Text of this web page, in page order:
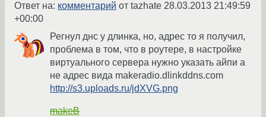
Ответ на: комментарий от tazhate 28.03.2013 21:49:59
+00:00
Регнул днс у длинка, но, адрес то я получил,
проблема в том, что в роутере, в настройке
виртуального сервера нужно указать айпи а
не адрес вида makeradio.dlinkddns.com
http://s3.uploads.ru/jdXVG.png
makeB